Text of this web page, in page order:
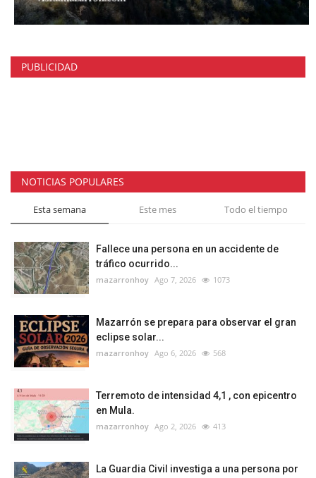
PUBLICIDAD
NOTICIAS POPULARES
Esta semana Este mes Todo el tiempo
Fallece una persona en un accidente de
tráfico ocurrido...
mazarronhoy Ago 7, 2026 1073
Mazarrón se prepara para observar el gran
eclipse solar...
mazarronhoy Ago 6, 2026 568
Terremoto de intensidad 4,1 , con epicentro
en Mula.
mazarronhoy Ago 2, 2026 413
La Guardia Civil investiga a una persona por